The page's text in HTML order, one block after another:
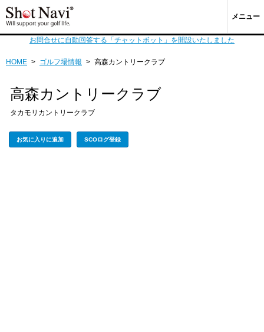
メニュー
お問合せに自動回答する「チャットボット」を開設いたしました
HOME > ゴルフ場情報 > 高森カントリークラブ
高森カントリークラブ
タカモリカントリークラブ
お気に入りに追加 SCOログ登録